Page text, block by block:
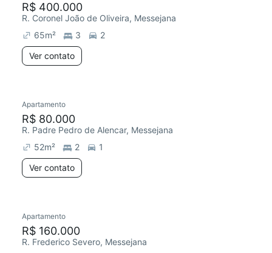
R$ 400.000
R. Coronel João de Oliveira, Messejana
65m² 3
2
Ver contato
Apartamento
R$ 80.000
R. Padre Pedro de Alencar, Messejana
52m² 2
1
Ver contato
Apartamento
R$ 160.000
R. Frederico Severo, Messejana